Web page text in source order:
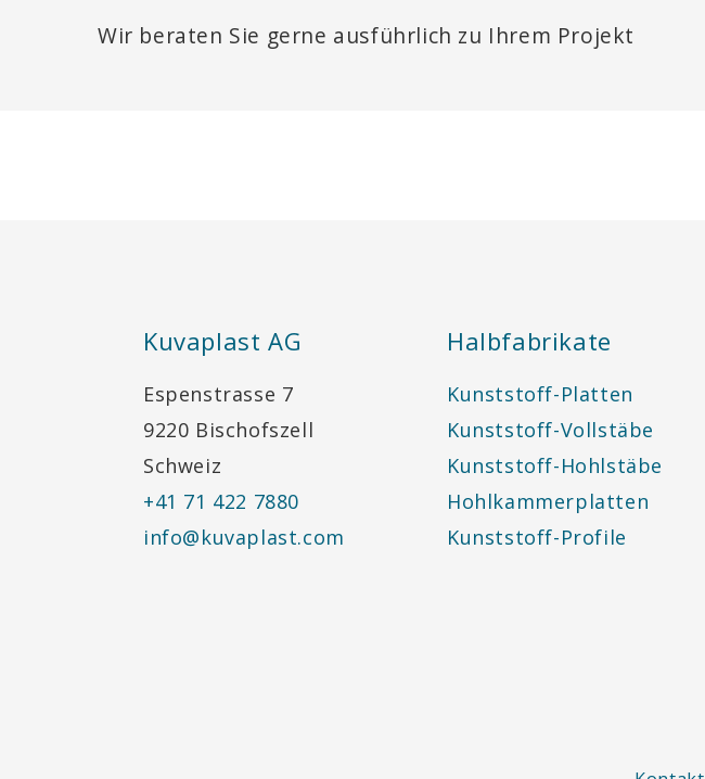
Wir beraten Sie gerne ausführlich zu Ihrem Projekt
Kuvaplast AG
Espenstrasse 7
9220 Bischofszell
Schweiz
+41 71 422 7880
info@kuvaplast.com
Halbfabrikate
Kunststoff-Platten
Kunststoff-Vollstäbe
Kunststoff-Hohlstäbe
Hohlkammerplatten
Kunststoff-Profile